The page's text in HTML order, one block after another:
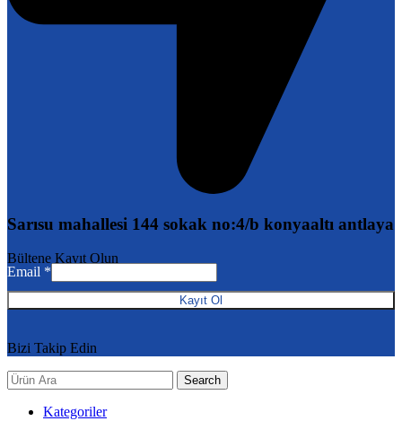
Sarısu mahallesi 144 sokak no:4/b konyaaltı antlaya
Bültene Kayıt Olun
Email
Email *
Kayıt Ol
Bizi Takip Edin
Search
Kategoriler